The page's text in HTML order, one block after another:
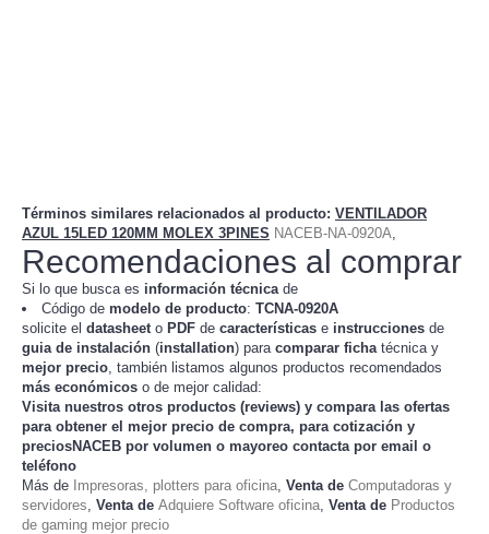
Términos similares relacionados al producto: VENTILADOR
AZUL 15LED 120MM MOLEX 3PINES NACEB-NA-0920A
Recomendaciones al comprar
Si lo que busca es información técnica de
Código de modelo de producto: TCNA-0920A
solicite el datasheet o PDF de características e instrucciones de
guia de instalación (installation) para comparar ficha técnica y
mejor precio , también listamos algunos productos recomendados
más económicos o de mejor calidad:
Visita nuestros otros productos (reviews) y compara las ofertas
para obtener el mejor precio de compra, para cotización y
preciosNACEB por volumen o mayoreo contacta por email o
teléfono
Más de Impresoras, plotters para oficina Venta de Computadoras y
servidores Venta de Adquiere Software oficina Venta de Productos
de gaming mejor precio